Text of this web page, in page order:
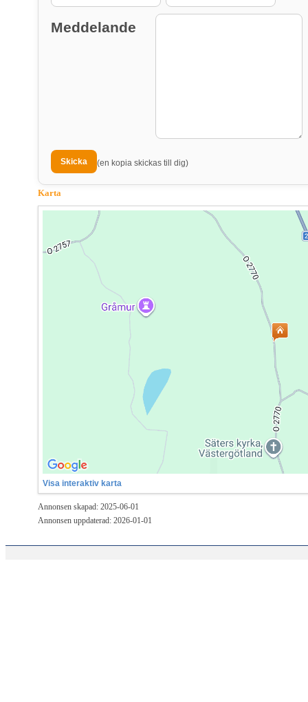
Meddelande
(en kopia skickas till dig)
Karta
Visa interaktiv karta
Annonsen skapad: 2025-06-01
Annonsen uppdaterad: 2026-01-01